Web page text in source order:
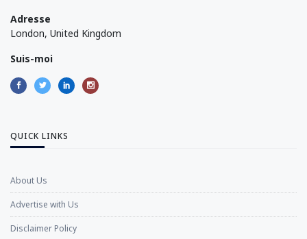
Adresse
London, United Kingdom
Suis-moi
QUICK LINKS
About Us
Advertise with Us
Disclaimer Policy